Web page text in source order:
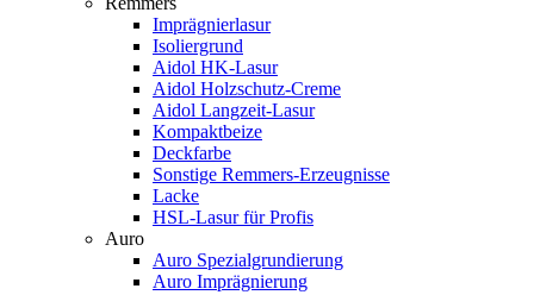
Imprägnierlasur
Isoliergrund
Aidol HK-Lasur
Aidol Holzschutz-Creme
Aidol Langzeit-Lasur
Kompaktbeize
Deckfarbe
Sonstige Remmers-Erzeugnisse
Lacke
HSL-Lasur für Profis
Auro
Auro Spezialgrundierung
Auro Imprägnierung